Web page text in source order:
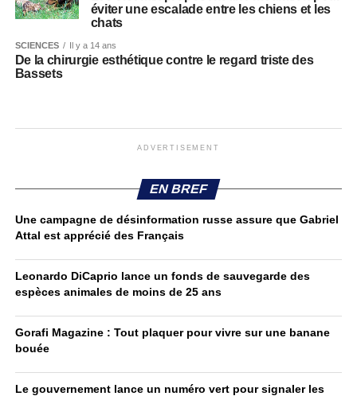
éviter une escalade entre les chiens et les
chats
SCIENCES Il y a 14 ans
De la chirurgie esthétique contre le regard triste des
Bassets
ADVERTISEMENT
EN BREF
Une campagne de désinformation russe assure que Gabriel
Attal est apprécié des Français
Leonardo DiCaprio lance un fonds de sauvegarde des
espèces animales de moins de 25 ans
Gorafi Magazine : Tout plaquer pour vivre sur une banane
bouée
Le gouvernement lance un numéro vert pour signaler les